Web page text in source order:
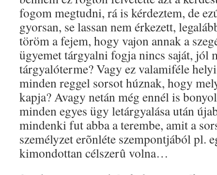
fogom megtudni, rá is kérdeztem, de
gyorsan, se lassan nem érkezett,
töröm a fejem, hogy vajon annak a
ügyemet tárgyalni fogja nincs saját, jól
tárgyalóterme? Vagy ez valamiféle
minden reggel sorsot húznak, hogy
kapja? Avagy netán még ennél is
minden egyes ügy letárgyalása után
mindenki fut abba a terembe, amit a
személyzet erõnléte szempontjából pl.
kimondottan célszerû volna…